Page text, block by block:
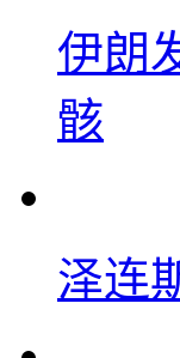
伊朗
骸
泽连